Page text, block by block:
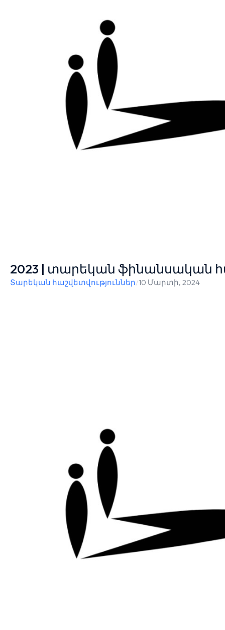
2023 | տարեկան ֆինանսական
Տարեկան հաշվետվություններ/10 Մարտի, 2024